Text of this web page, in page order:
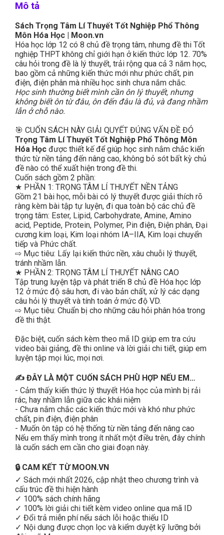
Mô tả
Sách Trọng Tâm Lí Thuyết Tốt Nghiệp Phổ Thông
Môn Hóa Học | Moon.vn
Hóa học lớp 12 có 8 chủ đề trọng tâm, nhưng đề thi Tốt
nghiệp THPT không chỉ giới hạn ở kiến thức lớp 12. 70%
câu hỏi trong đề là lý thuyết, trải rộng qua cả 3 năm học,
bao gồm cả những kiến thức mới như phức chất, pin
điện, điện phân mà nhiều học sinh chưa nắm chắc.
Học sinh thường biết mình cần ôn lý thuyết, nhưng
không biết ôn từ đâu, ôn đến đâu là đủ, và đang nhầm
lẫn ở chỗ nào.
🎯 CUỐN SÁCH NÀY GIẢI QUYẾT ĐÚNG VẤN ĐỀ ĐÓ
Trọng Tâm Lí Thuyết Tốt Nghiệp Phổ Thông Môn
Hóa Học được thiết kế để giúp học sinh nắm chắc kiến
thức từ nền tảng đến nâng cao, không bỏ sót bất kỳ chủ
đề nào có thể xuất hiện trong đề thi.
Cuốn sách gồm 2 phần:
★ PHẦN 1: TRỌNG TÂM LÍ THUYẾT NỀN TẢNG
Gồm 21 bài học, mỗi bài có lý thuyết được giải thích rõ
ràng kèm bài tập tự luyện, đi qua toàn bộ các chủ đề
trọng tâm: Ester, Lipid, Carbohydrate, Amine, Amino
acid, Peptide, Protein, Polymer, Pin điện, Điện phân, Đại
cương kim loại, Kim loại nhóm IA–IIA, Kim loại chuyển
tiếp và Phức chất.
⇨ Mục tiêu: Lấy lại kiến thức nền, xâu chuỗi lý thuyết,
tránh nhầm lẫn.
★ PHẦN 2: TRỌNG TÂM LÍ THUYẾT NÂNG CAO
Tập trung luyện tập và phát triển 8 chủ đề Hóa học lớp
12 ở mức độ sâu hơn, đi vào bản chất, xử lý các dạng
câu hỏi lý thuyết và tính toán ở mức độ VD.
⇨ Mục tiêu: Chuẩn bị cho những câu hỏi phân hóa trong
đề thi thật.
Đặc biệt, cuốn sách kèm theo mã ID giúp em tra cứu
video bài giảng, đề thi online và lời giải chi tiết, giúp em
luyện tập mọi lúc, mọi nơi.
✍️ ĐÂY LÀ MỘT CUỐN SÁCH PHÙ HỢP NẾU EM…
- Cảm thấy kiến thức lý thuyết Hóa học của mình bị rải
rác, hay nhầm lẫn giữa các khái niệm
- Chưa nắm chắc các kiến thức mới và khó như phức
chất, pin điện, điện phân
- Muốn ôn tập có hệ thống từ nền tảng đến nâng cao
Nếu em thấy mình trong ít nhất một điều trên, đây chính
là cuốn sách em cần cho giai đoạn này.
🔒 CAM KẾT TỪ MOON.VN
✓ Sách mới nhất 2026, cập nhật theo chương trình và
cấu trúc đề thi hiện hành
✓ 100% sách chính hãng
✓ 100% lời giải chi tiết kèm video online qua mã ID
✓ Đổi trả miễn phí nếu sách lỗi hoặc thiếu ID
✓ Nội dung được chọn lọc và kiểm duyệt kỹ lưỡng bởi